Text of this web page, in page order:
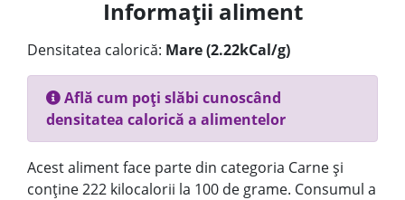
Informații aliment
Densitatea calorică: Mare (2.22kCal/g)
Află cum poți slăbi cunoscând
densitatea calorică a alimentelor
Acest aliment face parte din categoria Carne și
conține 222 kilocalorii la 100 de grame. Consumul a